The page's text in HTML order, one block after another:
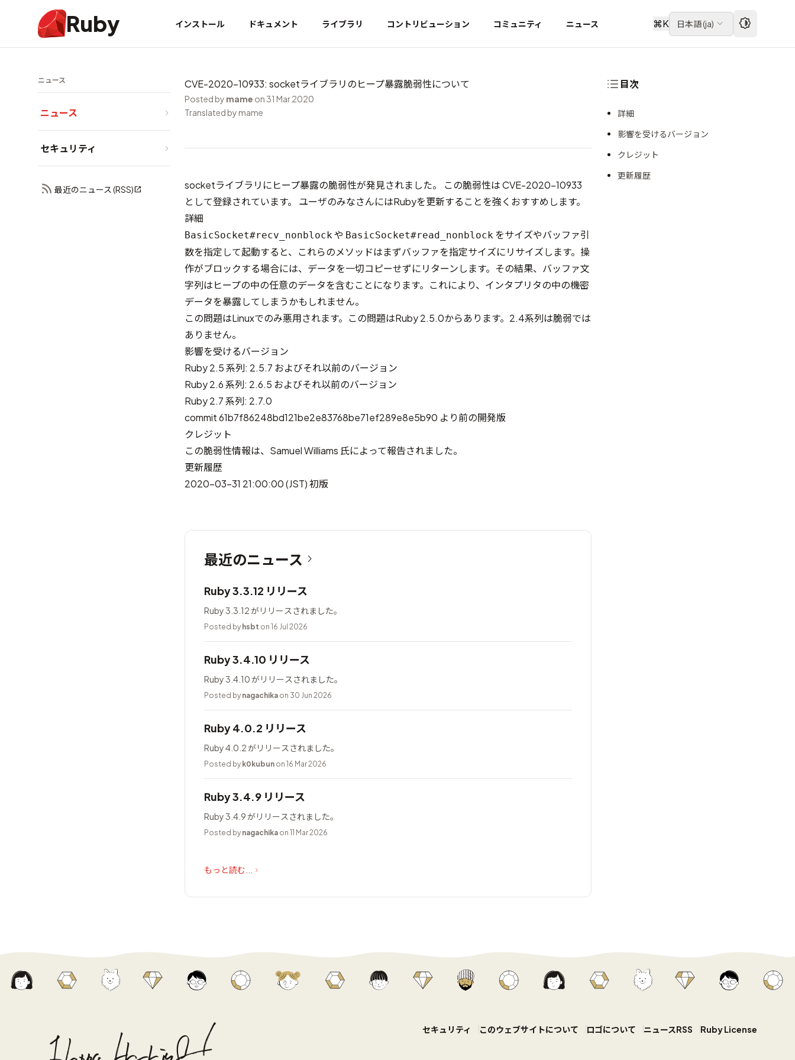
Ruby インストール ドキュメント ライブラリ コントリビューション コミュニティ ニュース ⌘K 日本語(ja)
ニュース
ニュース
セキュリティ
最近のニュース (RSS)
CVE-2020-10933: socketライブラリのヒープ暴露脆弱性について
Posted by mame on 31 Mar 2020
Translated by mame
socketライブラリにヒープ暴露の脆弱性が発見されました。 この脆弱性はCVE-2020-10933
として登録されています。 ユーザのみなさんにはRubyを更新することを強くおすすめします。
詳細
BasicSocket#recv_nonblockや BasicSocket#read_nonblock をサイズやバッファ引
数を指定して起動すると、これらのメソッドはまずバッファを指定サイズにリサイズします。操
作がブロックする場合には、データを一切コピーせずにリターンします。その結果、バッファ文
字列はヒープの中の任意のデータを含むことになります。これにより、インタプリタの中の機密
データを暴露してしまうかもしれません。
この問題はLinuxでのみ悪用されます。この問題はRuby 2.5.0からあります。2.4系列は脆弱では
ありません。
影響を受けるバージョン
Ruby 2.5 系列: 2.5.7 およびそれ以前のバージョン
Ruby 2.6 系列: 2.6.5 およびそれ以前のバージョン
Ruby 2.7 系列: 2.7.0
commit 61b7f86248bd121be2e83768be71ef289e8e5b90 より前の開発版
クレジット
この脆弱性情報は、Samuel Williams 氏によって報告されました。
更新履歴
2020-03-31 21:00:00 (JST) 初版
最近のニュース
Ruby 3.3.12 リリース
Ruby 3.3.12 がリリースされました。
Posted by hsbt on 16 Jul 2026
Ruby 3.4.10 リリース
Ruby 3.4.10 がリリースされました。
Posted by nagachika on 30 Jun 2026
Ruby 4.0.2 リリース
Ruby 4.0.2 がリリースされました。
Posted by k0kubun on 16 Mar 2026
Ruby 3.4.9 リリース
Ruby 3.4.9 がリリースされました。
Posted by nagachika on 11 Mar 2026
もっと読む...
目次
詳細
影響を受けるバージョン
クレジット
更新履歴
セキュリティ このウェブサイトについて ロゴについて ニュースRSS Ruby License